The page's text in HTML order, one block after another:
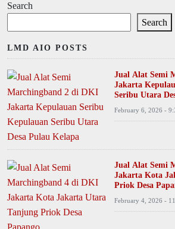
Search
Search
LMD AIO POSTS
Jual Alat Semi
Jakarta
Seribu Utara
February 6, 2026 -
Jual Alat Semi
Jakarta Kota
Priok Desa
February 4, 2026 -